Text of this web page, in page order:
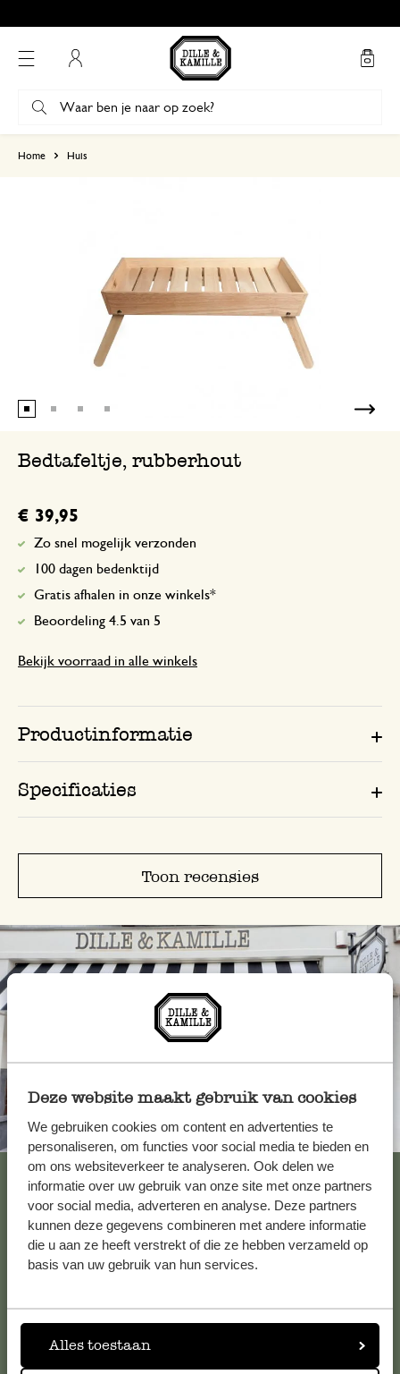
Deze website maakt gebruik van cookies
We gebruiken cookies om content en advertenties te
personaliseren, om functies voor social media te bieden en
om ons websiteverkeer te analyseren. Ook delen we
informatie over uw gebruik van onze site met onze partners
voor social media, adverteren en analyse. Deze partners
kunnen deze gegevens combineren met andere informatie
die u aan ze heeft verstrekt of die ze hebben verzameld op
basis van uw gebruik van hun services.
Alles toestaan
Home Huis
Bedtafeltje, rubberhout
€ 39,95
Zo snel mogelijk verzonden
100 dagen bedenktijd
Gratis afhalen in onze winkels*
Beoordeling 4.5 van 5
Bekijk voorraad in alle winkels
Productinformatie
Specificaties
Toon recensies
Altijd in de buurt
Bekijk alle 62 winkels
Klantenservice
meestgestelde vragen
1